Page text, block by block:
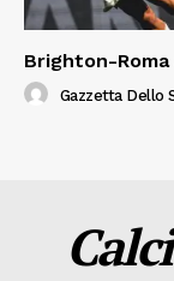
Brighton-
Gazzetta Dello